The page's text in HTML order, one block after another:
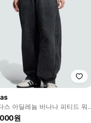
스 아딜레늄 바나나 피티드 워
님 팬츠
원